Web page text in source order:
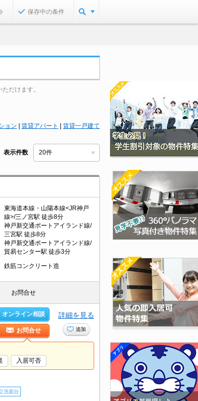
保存中の条件
だけます。
ョン 賃貸アパート 賃貸一戸建て
表示件数
東海道本線・山陽本線<JR神戸
線>/三ノ宮駅 徒歩8分
神戸新交通ポートアイランド線/
三宮駅 徒歩8分
神戸新交通ポートアイランド線/
貿易センター駅 徒歩3分
鉄筋コンクリート造
お問合せ
オンライン相談
お問合せ
詳細を見る
追加
入居可否
洗面台